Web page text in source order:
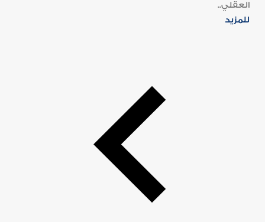
العقلي..
للمزيد